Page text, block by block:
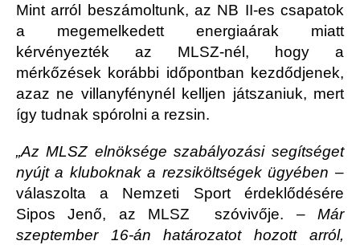
Mint arról beszámoltunk, az NB II-es csapatok
a megemelkedett energiaárak miatt
kérvényezték az MLSZ-nél, hogy a
mérkőzések korábbi időpontban kezdődjenek,
azaz ne villanyfénynél kelljen játszaniuk, mert
így tudnak spórolni a rezsin.
„Az MLSZ elnöksége szabályozási segítséget
nyújt a kluboknak a rezsiköltségek ügyében –
válaszolta a Nemzeti Sport érdeklődésére
Sipos Jenő, az MLSZ szóvivője. – Már
szeptember 16-án határozatot hozott arról,